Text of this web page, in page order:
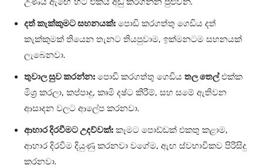
දත් කැක්කුමට සහනයක්: පොඩි කරගත්තු ගෙඩිය දත්
කැක්කුමක් තියෙන තැනට තියපුවාම, ඉක්මනටම සහනයක්
ලැබෙනවා.
තුවාල සුව කරන්න: පොඩි කරගත්තු ගෙඩිය තල තෙල්එක්ක
මිශ්‍ර කරලා, කප්පාදු, කෘමි දෂ්ට කිරීම්, සහ සමේ ඇතිවන
ආසාදන වලට ආලේප කරනවා.
ආහාර දිරවීමට උදව්වක්: කෑමට පොඩ්ඩක් එකතු කළාම,
ආහාර දිරවීම දියුණු කරනවා වගේම, ඇඟ ස්වභාවිකව පිරිසිදු
කරනවා.